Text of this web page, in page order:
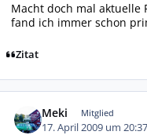
Macht doch mal aktuelle
fand ich immer schon
Zitat
Meki Mitglied
17. April 2009 um 20:37